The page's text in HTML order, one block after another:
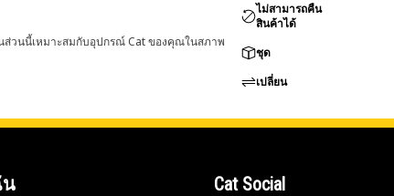
วนนี้เหมาะสมกับอุปกรณ์ Cat ของคุณในสภาพ
ไม่สามารถคืน
สินค้าได้
ชุด
เปลี่ยน
Cat Social